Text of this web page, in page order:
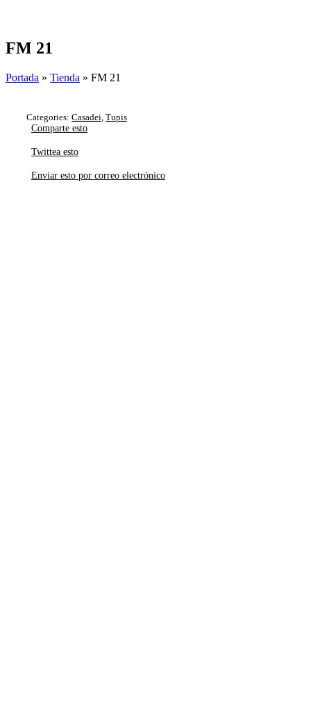
FM 21
Portada » Tienda » FM 21
Categories: Casadei Tupis
Comparte esto
Twittea esto
Enviar esto por correo electrónico